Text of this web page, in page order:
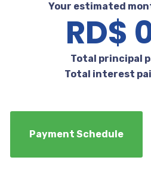
Your estimated
RD$
Total principal
Total interest
Payment Schedule